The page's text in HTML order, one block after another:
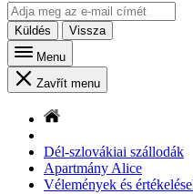
Küldés
Vissza
Menu
Zavřít menu
Dél-szlovákiai szállodák
Apartmány Alice
Vélemények és